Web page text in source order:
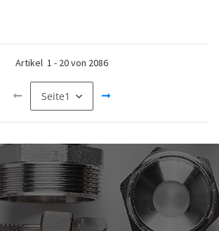
Artikel 1 - 20von 2086
Seite1